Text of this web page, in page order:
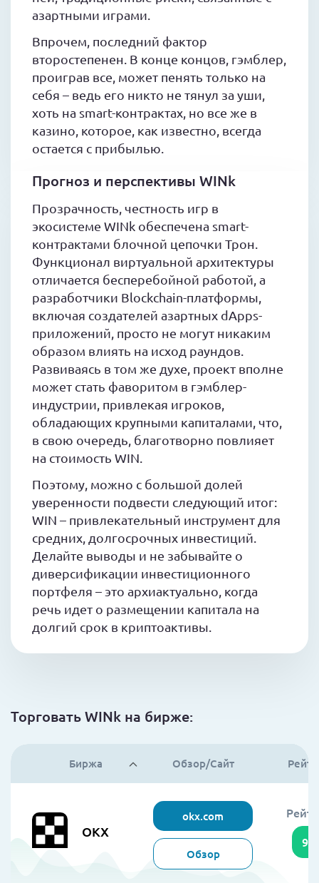
азартными играми.
Впрочем, последний фактор
второстепенен. В конце концов, гэмблер,
проиграв все, может пенять только на
себя – ведь его никто не тянул за уши,
хоть на smart-контрактах, но все же в
казино, которое, как известно, всегда
остается с прибылью.
Прогноз и перспективы WINk
Прозрачность, честность игр в
экосистеме WINk обеспечена smart-
контрактами блочной цепочки Трон.
Функционал виртуальной архитектуры
отличается бесперебойной работой, а
разработчики Blockchain-платформы,
включая создателей азартных dApps-
приложений, просто не могут никаким
образом влиять на исход раундов.
Развиваясь в том же духе, проект вполне
может стать фаворитом в гэмблер-
индустрии, привлекая игроков,
обладающих крупными капиталами, что,
в свою очередь, благотворно повлияет
на стоимость WIN.
Поэтому, можно с большой долей
уверенности подвести следующий итог:
WIN – привлекательный инструмент для
средних, долгосрочных инвестиций.
Делайте выводы и не забывайте о
диверсификации инвестиционного
портфеля – это архиактуально, когда
речь идет о размещении капитала на
долгий срок в криптоактивы.
Торговать WINk на бирже:
Биржа Обзор/Сайт
OKX
okx.com
Обзор
95